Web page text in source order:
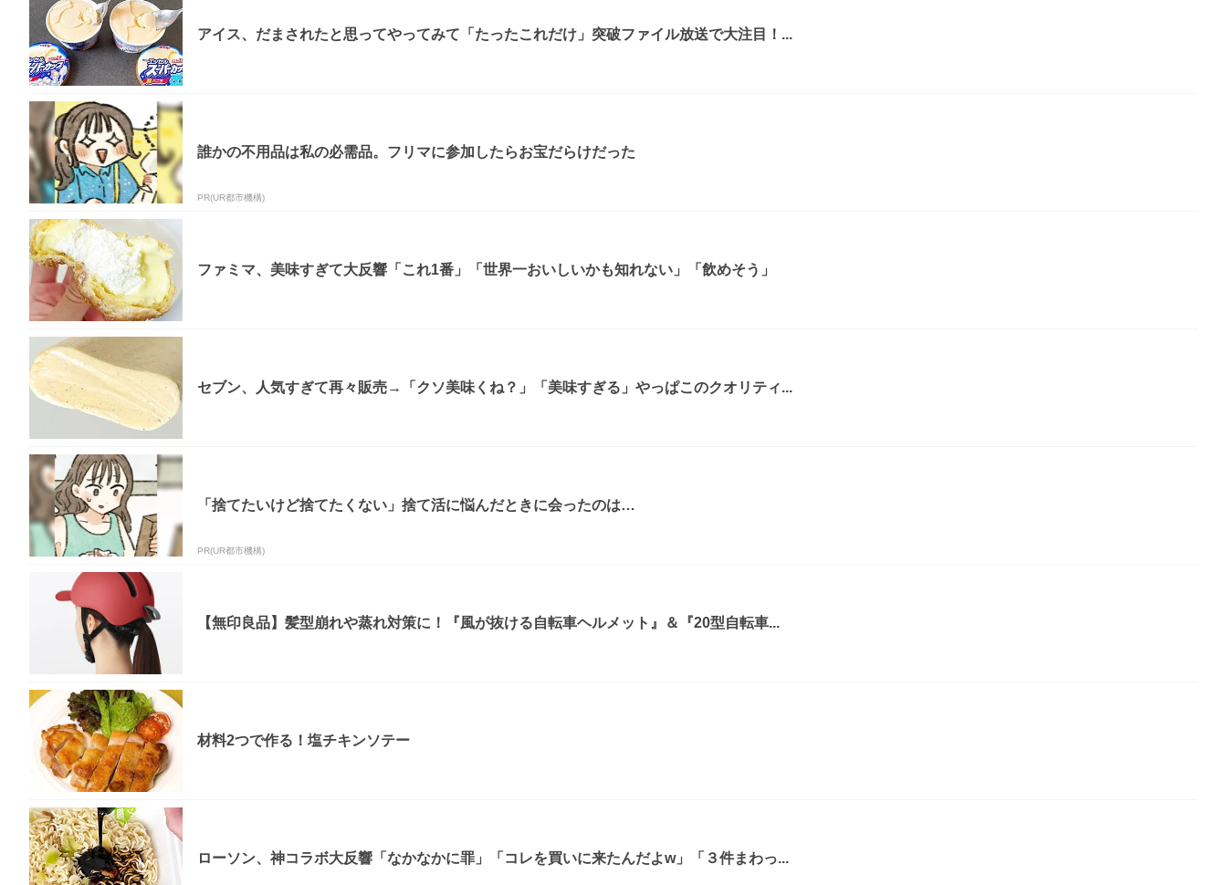
アイス、だまされたと思ってやってみて「たったこれだけ」突破ファイル放送で大注目！...
誰かの不用品は私の必需品。フリマに参加したらお宝だらけだった
PR(UR都市機構)
ファミマ、美味すぎて大反響「これ1番」「世界一おいしいかも知れない」「飲めそう」
セブン、人気すぎて再々販売→「クソ美味くね？」「美味すぎる」やっぱこのクオリティ...
「捨てたいけど捨てたくない」捨て活に悩んだときに会ったのは…
PR(UR都市機構)
【無印良品】髪型崩れや蒸れ対策に！『風が抜ける自転車ヘルメット』＆『20型自転車...
材料2つで作る！塩チキンソテー
ローソン、神コラボ大反響「なかなかに罪」「コレを買いに来たんだよw」「３件まわっ...